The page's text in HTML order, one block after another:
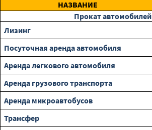
НАЗВАНИЕ
Прокат автомобилей
Лизинг
Посуточная аренда автомобиля
Аренда легкового автомобиля
Аренда грузового транспорта
Аренда микроавтобусов
Трансфер